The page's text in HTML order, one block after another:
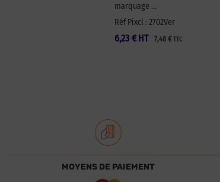
marquage …
Réf Pixcl : 2702Ver
6,23 € 7,48 € TTC
HT
MOYENS DE PAIEMENT